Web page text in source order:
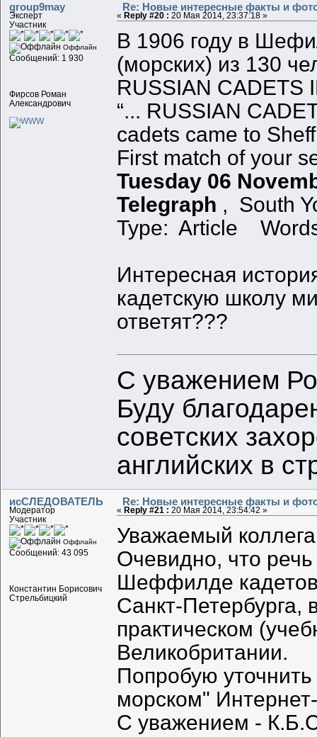
group9may
Эксперт
Участник
Оффлайн
Сообщений: 1 930
Фирсов Роман
Александрович
Re: Новые интересные факты и
« Reply #20 : 20 Мая 2014, 23:37:18 »
В 1906 году в
(морских) из 130
RUSSIAN CADETS
“... RUSSIAN
cadets came to
First match of your
Tuesday 06
Telegraph , South
Type: Article
Интересная
кадетскую школу
ответят???
С уважением
Буду
советских
английских в
исСЛЕДОВАТЕЛЬ
Модератор
Участник
Оффлайн
Сообщений: 43 095
Константин Борисович
Стрельбицкий
Re: Новые интересные факты и
« Reply #21 : 20 Мая 2014, 23:54:42 »
Уважаемый
Очевидно, что
Шеффилде кадетов
Санкт-Петербурга,
практическом
Великобритании.
Попробую
морском"
С уважением -